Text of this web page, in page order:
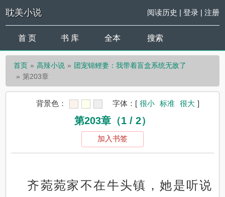
耽美小说 阅读历史 | 登录| 注册
首 页 书 库 全本 搜索
首页 高辣小说
团宠锦鲤妻：我带着盲盒系统无敌了
第203章
背景色： 字体： [ 很小 标准 很大 ]
第203章（1 / 2）
加入书签
齐菀菀家不在牛头镇，她是听说